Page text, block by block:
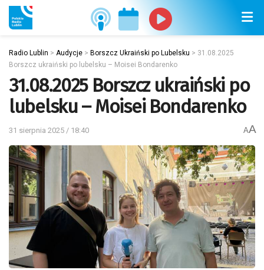
Radio Lublin > Audycje > Borszcz Ukraiński po Lubelsku > 31.08.2025
Borszcz ukraiński po lubelsku – Moisei Bondarenko
31.08.2025 Borszcz ukraiński po
lubelsku – Moisei Bondarenko
31 sierpnia 2025 / 18:40 AA